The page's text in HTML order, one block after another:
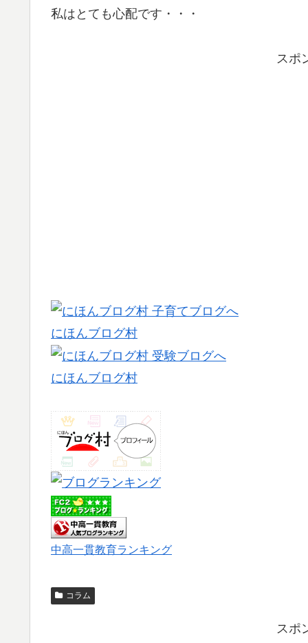
私はとても心配です・・・
スポ
にほんブログ村
にほんブログ村
中高一貫教育ランキング
コラム
スポ